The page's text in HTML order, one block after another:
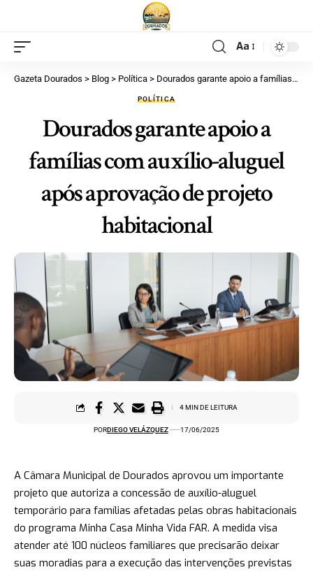
Aa
Gazeta Dourados > Blog > Política > Dourados garante apoio a famílias com auxílio-aluguel após aprovação de projeto habitacional
POLÍTICA
Dourados garante apoio a
famílias com auxílio-aluguel
após aprovação de projeto
habitacional
PORDIEGO VELÁZQUEZ 17/06/2025
4 MIN DE LEITURA
A Câmara Municipal de Dourados aprovou um importante
projeto que autoriza a concessão de auxílio-aluguel
temporário para famílias afetadas pelas obras habitacionais
do programa Minha Casa Minha Vida FAR. A medida visa
atender até 100 núcleos familiares que precisarão deixar
suas moradias para a execução das intervenções previstas